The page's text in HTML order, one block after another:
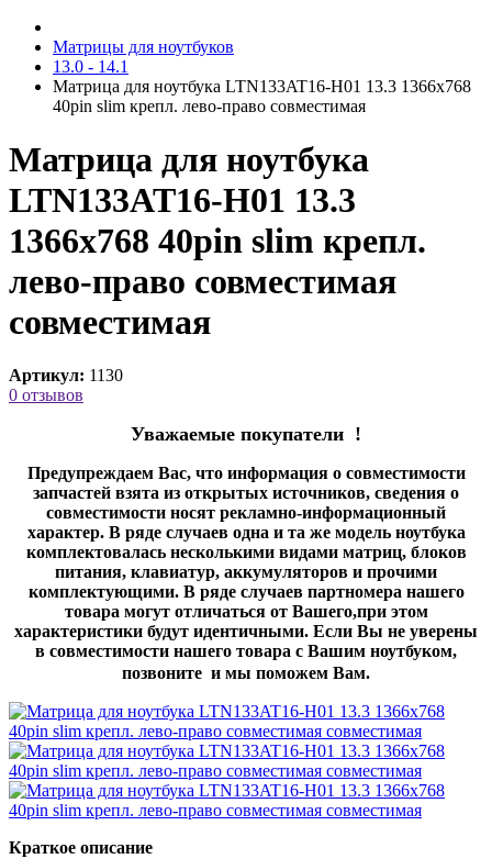
Матрицы для ноутбуков
13.0 - 14.1
Матрица для ноутбука LTN133AT16-H01 13.3 1366x768
40pin slim крепл. лево-право cовместимая
Матрица для ноутбука
LTN133AT16-H01 13.3
1366x768 40pin slim крепл.
лево-право совместимая
cовместимая
Артикул: 1130
0 отзывов
Уважаемые покупатели !
Предупреждаем Вас, что информация о совместимости
запчастей взята из открытых источников, сведения о
совместимости носят рекламно-информационный
характер. В ряде случаев одна и та же модель ноутбука
комплектовалась несколькими видами матриц, блоков
питания, клавиатур, аккумуляторов и прочими
комплектующими. В ряде случаев партномера нашего
товара могут отличаться от Вашего,при этом
характеристики будут идентичными. Если Вы не уверены
в совместимости нашего товара с Вашим ноутбуком,
позвоните и мы поможем Вам.
Краткое описание